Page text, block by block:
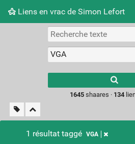
Liens en vrac de Simon Lefort
Nuage de tags Mur d'images
1645shaares · 134
1 résultat taggé VGA